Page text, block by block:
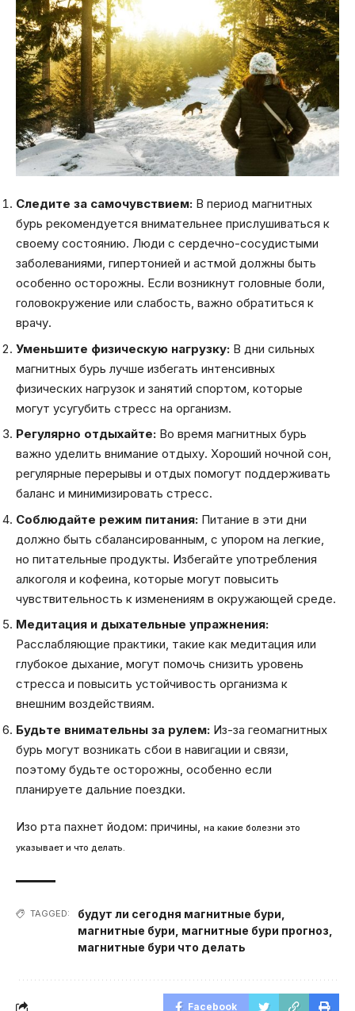
Следите за самочувствием: В период магнитных
бурь рекомендуется внимательнее прислушиваться к
своему состоянию. Люди с сердечно-сосудистыми
заболеваниями, гипертонией и астмой должны быть
особенно осторожны. Если возникнут головные боли,
головокружение или слабость, важно обратиться к
врачу.
Уменьшите физическую нагрузку: В дни сильных
магнитных бурь лучше избегать интенсивных
физических нагрузок и занятий спортом, которые
могут усугубить стресс на организм.
Регулярно отдыхайте: Во время магнитных бурь
важно уделить внимание отдыху. Хороший ночной сон,
регулярные перерывы и отдых помогут поддерживать
баланс и минимизировать стресс.
Соблюдайте режим питания: Питание в эти дни
должно быть сбалансированным, с упором на легкие,
но питательные продукты. Избегайте употребления
алкоголя и кофеина, которые могут повысить
чувствительность к изменениям в окружающей среде.
Медитация и дыхательные упражнения:
Расслабляющие практики, такие как медитация или
глубокое дыхание, могут помочь снизить уровень
стресса и повысить устойчивость организма к
внешним воздействиям.
Будьте внимательны за рулем: Из-за геомагнитных
бурь могут возникать сбои в навигации и связи,
поэтому будьте осторожны, особенно если
планируете дальние поездки.
Изо рта пахнет йодом: причины, на какие болезни это
указывает и что делать.
TAGGED: будут ли сегодня магнитные бури
магнитные бури магнитные бури прогноз
магнитные бури что делать
Facebook